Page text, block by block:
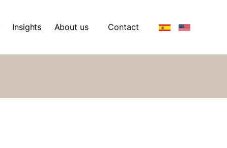
Insights
About us
Contact